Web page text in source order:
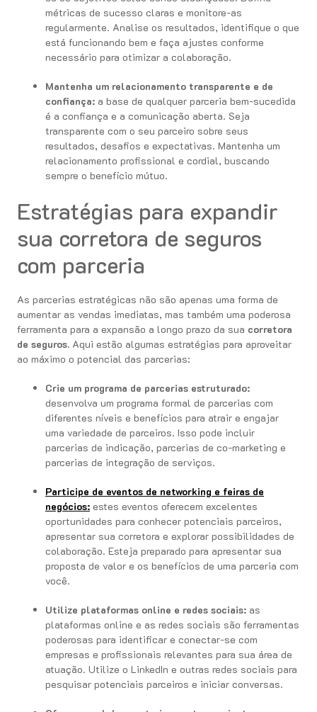
métricas de sucesso claras e monitore-as
regularmente. Analise os resultados, identifique o que
está funcionando bem e faça ajustes conforme
necessário para otimizar a colaboração.
Mantenha um relacionamento transparente e de
confiança: a base de qualquer parceria bem-sucedida
é a confiança e a comunicação aberta. Seja
transparente com o seu parceiro sobre seus
resultados, desafios e expectativas. Mantenha um
relacionamento profissional e cordial, buscando
sempre o benefício mútuo.
Estratégias para expandir
sua corretora de seguros
com parceria
As parcerias estratégicas não são apenas uma forma de
aumentar as vendas imediatas, mas também uma poderosa
ferramenta para a expansão a longo prazo da sua corretora
de seguros. Aqui estão algumas estratégias para aproveitar
ao máximo o potencial das parcerias:
Crie um programa de parcerias estruturado:
desenvolva um programa formal de parcerias com
diferentes níveis e benefícios para atrair e engajar
uma variedade de parceiros. Isso pode incluir
parcerias de indicação, parcerias de co-marketing e
parcerias de integração de serviços.
Participe de eventos de networking e feiras de
negócios: estes eventos oferecem excelentes
oportunidades para conhecer potenciais parceiros,
apresentar sua corretora e explorar possibilidades de
colaboração. Esteja preparado para apresentar sua
proposta de valor e os benefícios de uma parceria com
você.
Utilize plataformas online e redes sociais: as
plataformas online e as redes sociais são ferramentas
poderosas para identificar e conectar-se com
empresas e profissionais relevantes para sua área de
atuação. Utilize o LinkedIn e outras redes sociais para
pesquisar potenciais parceiros e iniciar conversas.